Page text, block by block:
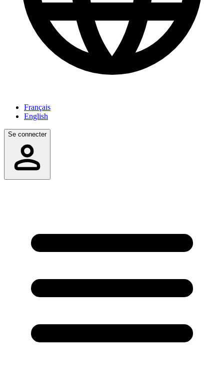
Français
English
Se connecter